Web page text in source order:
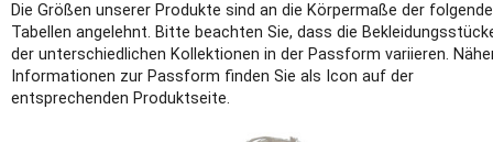
Die Größen unserer Produkte sind an die Körpermaße der
Tabellen angelehnt. Bitte beachten Sie, dass die
der unterschiedlichen Kollektionen in der Passform variieren.
Informationen zur Passform finden Sie als Icon auf der
entsprechenden Produktseite.